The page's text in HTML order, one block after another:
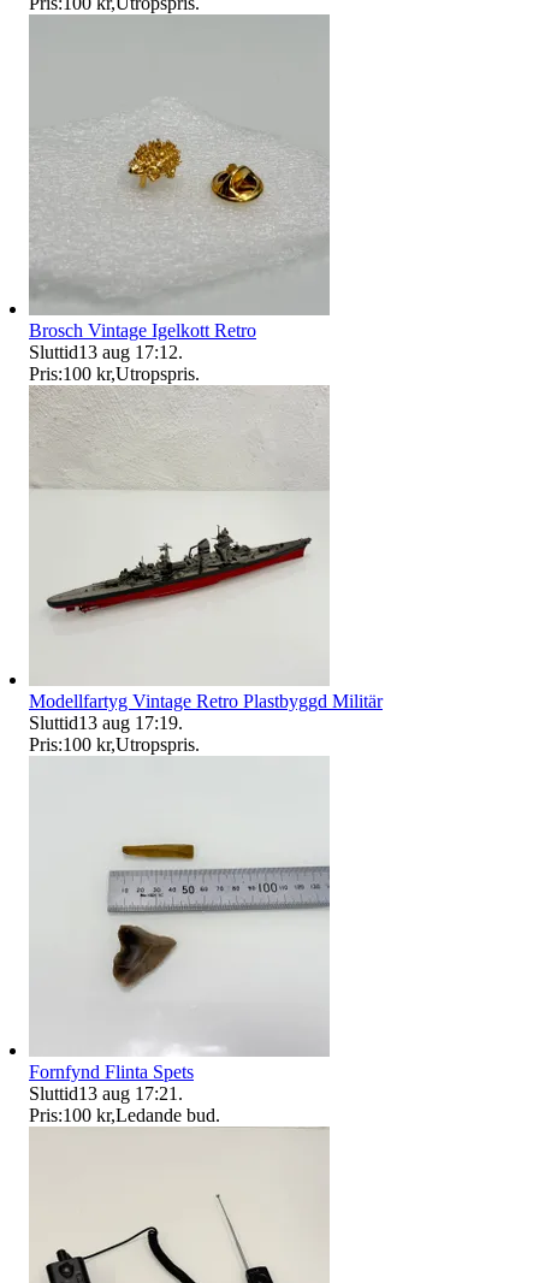
Brosch Vintage Igelkott Retro
Sluttid13 aug 17:12.
Pris:100 kr,Utropspris.
Modellfartyg Vintage Retro Plastbyggd Militär
Sluttid13 aug 17:19.
Pris:100 kr,Utropspris.
Fornfynd Flinta Spets
Sluttid13 aug 17:21 .
Pris:100 kr,Ledande bud.